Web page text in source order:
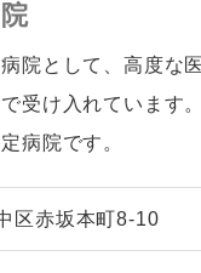
院として、高度な
受け入れています
病院です。
区赤坂本町8-10